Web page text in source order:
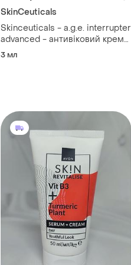
SkinCeuticals
Skinceuticals - a.g.e. interrupter
advanced - антивіковий крем
для обличчя, 3 ml
3 мл